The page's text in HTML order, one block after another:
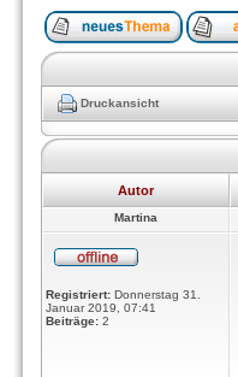
Druckansicht
Autor
Martina
Registriert: Donnerstag 31.
Januar 2019, 07:41
Beiträge: 2